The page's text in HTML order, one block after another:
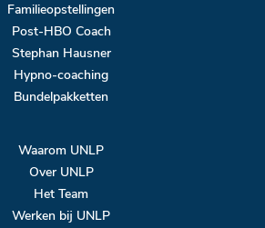
Familieopstellingen
Post-HBO Coach
Stephan Hausner
Hypno-coaching
Bundelpakketten
Waarom UNLP
Over UNLP
Het Team
Werken bij UNLP